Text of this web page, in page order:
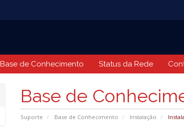
Base de Conhecimento Status da Rede
Base de
Suporte Base de Conhecimento Instalação